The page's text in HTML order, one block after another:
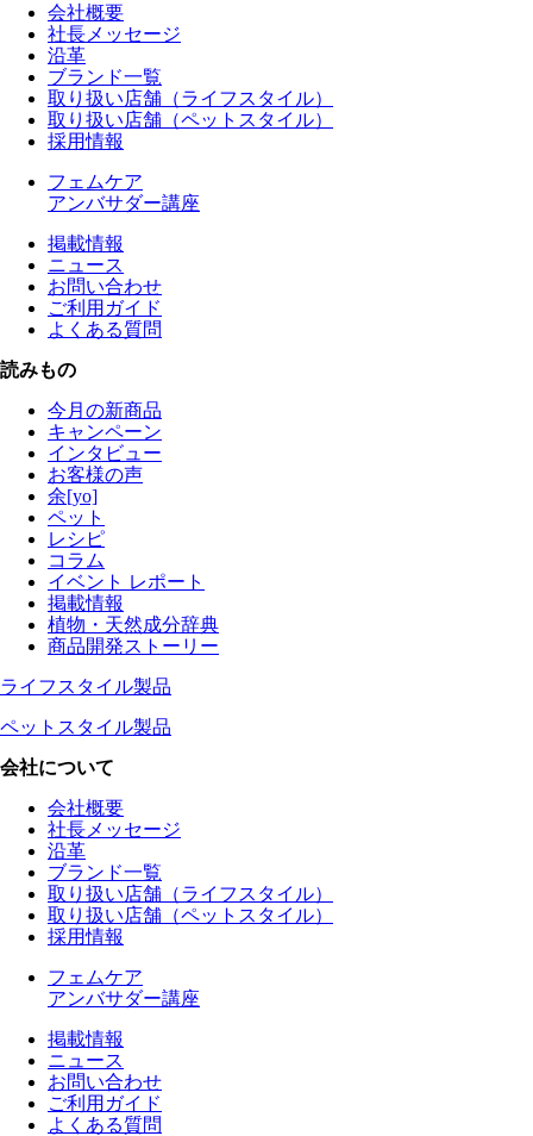
会社概要
社長メッセージ
沿革
ブランド一覧
取り扱い店舗（ライフスタイル）
取り扱い店舗（ペットスタイル）
採用情報
フェムケア
アンバサダー講座
掲載情報
ニュース
お問い合わせ
ご利用ガイド
よくある質問
読みもの
今月の新商品
キャンペーン
インタビュー
お客様の声
余[yo]
ペット
レシピ
コラム
イベント レポート
掲載情報
植物・天然成分辞典
商品開発ストーリー
ライフスタイル製品
ペットスタイル製品
会社について
会社概要
社長メッセージ
沿革
ブランド一覧
取り扱い店舗（ライフスタイル）
取り扱い店舗（ペットスタイル）
採用情報
フェムケア
アンバサダー講座
掲載情報
ニュース
お問い合わせ
ご利用ガイド
よくある質問